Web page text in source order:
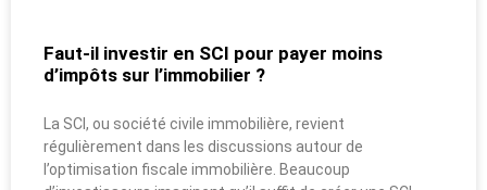
Faut-il investir en SCI pour payer moins
d’impôts sur l’immobilier ?
La SCI, ou société civile immobilière, revient
régulièrement dans les discussions autour de
l’optimisation fiscale immobilière. Beaucoup